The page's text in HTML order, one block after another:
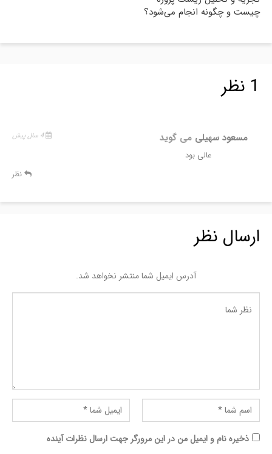
چیست و چگونه انجام می‌شود؟
1 نظر
مسعود سهیلی می گوید 4 سال پیش
عالی بود
نظر
ارسال نظر
آدرس ایمیل شما منتشر نخواهد شد.
ذخیره نام و ایمیل من در این مرورگر جهت ارسال نظرات آینده